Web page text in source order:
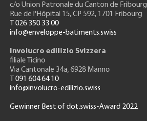
c/o Union Patronale du Canton de Fribourg
Rue de l'Hôpital 15, CP 592, 1701 Fribourg
T 026 350 33 00
info@enveloppe-batiments.swiss
Involucro edilizio Svizzera
filiale Ticino
Via Cantonale 34a, 6928 Manno
T 091 604 64 10
info@involucro-edilizio.swiss
Gewinner Best of dot.swiss-Award 2022